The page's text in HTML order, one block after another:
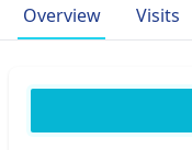
Overview Visits